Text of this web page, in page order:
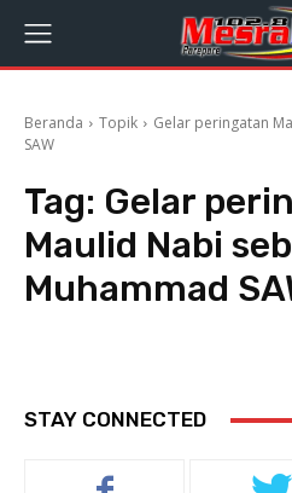
Beranda Topik
Gelar peringatan
SAW
Tag: Gelar
Maulid Nabi
Muhammad
STAY CONNECTED